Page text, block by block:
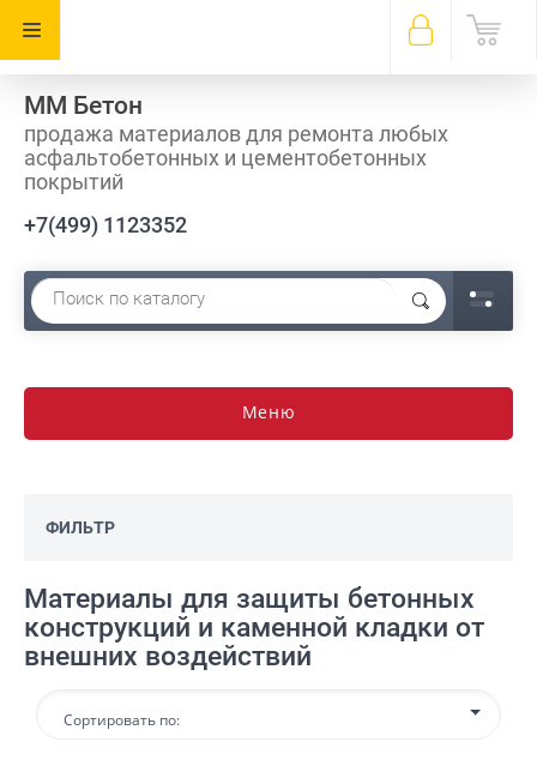
ММ Бетон
продажа материалов для ремонта любых
асфальтобетонных и цементобетонных
покрытий
+7(499) 1123352
Меню
ФИЛЬТР
Материалы для защиты бетонных
конструкций и каменной кладки от
внешних воздействий
Сортировать по: